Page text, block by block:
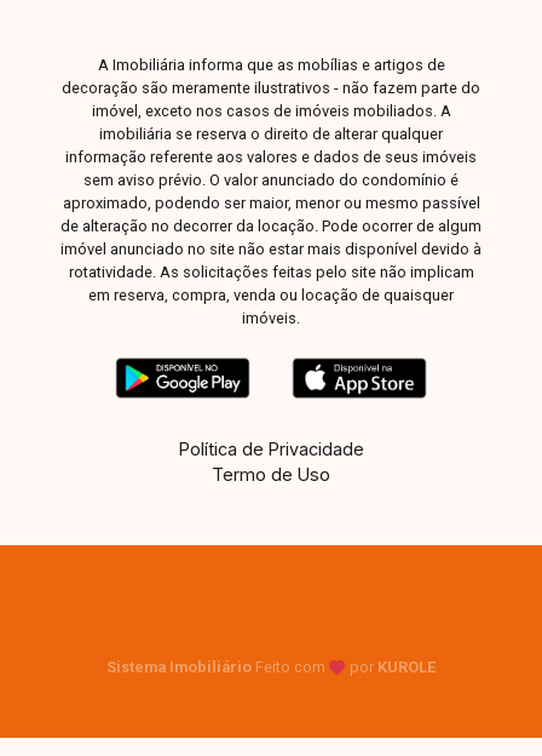
da categoria), água quente nas torneiras dos
banheiros e cozinha, além dos chuveiros,
energia fotovoltaica com capacidade para 300
watts e garagem para 2 carros cobertos e 2
descobertos. Uma casa completa, moderna e
pensada em cada detalhe para oferecer
conforto, economia e sofisticação. Entre em
contato e venha conhecer de perto esse imóvel
incrível na região mais valorizada de Uberlândia!
A Imobiliária informa que as mobílias e artigos de
decoração são meramente ilustrativos - não fazem parte do
imóvel, exceto nos casos de imóveis mobiliados. A
imobiliária se reserva o direito de alterar qualquer
informação referente aos valores e dados de seus imóveis
sem aviso prévio. O valor anunciado do condomínio é
aproximado, podendo ser maior, menor ou mesmo passível
de alteração no decorrer da locação. Pode ocorrer de algum
imóvel anunciado no site não estar mais disponível devido à
rotatividade. As solicitações feitas pelo site não implicam
em reserva, compra, venda ou locação de quaisquer
imóveis.
Política de Privacidade
Termo de Uso
Sistema Imobiliário Feito com por KUROLE